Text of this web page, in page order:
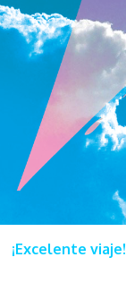
¡Excelente viaje!